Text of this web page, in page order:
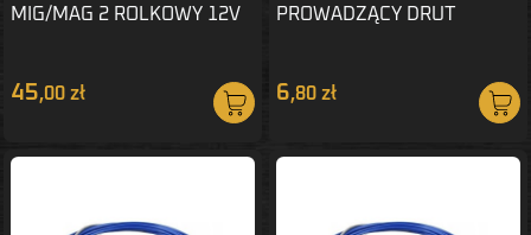
MIG/MAG 2 ROLKOWY 12V
45,00 zł
PROWADZĄCY DRUT
6,80 zł